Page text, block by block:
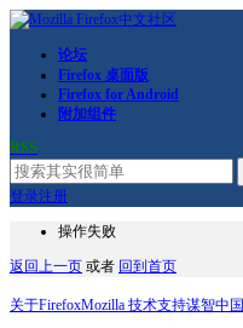
论坛
Firefox 桌面版
Firefox for Android
附加组件
RSS
登录注册
操作失败
返回上一页 或者 回到首页
关于FirefoxMozilla 技术支持谋智中国